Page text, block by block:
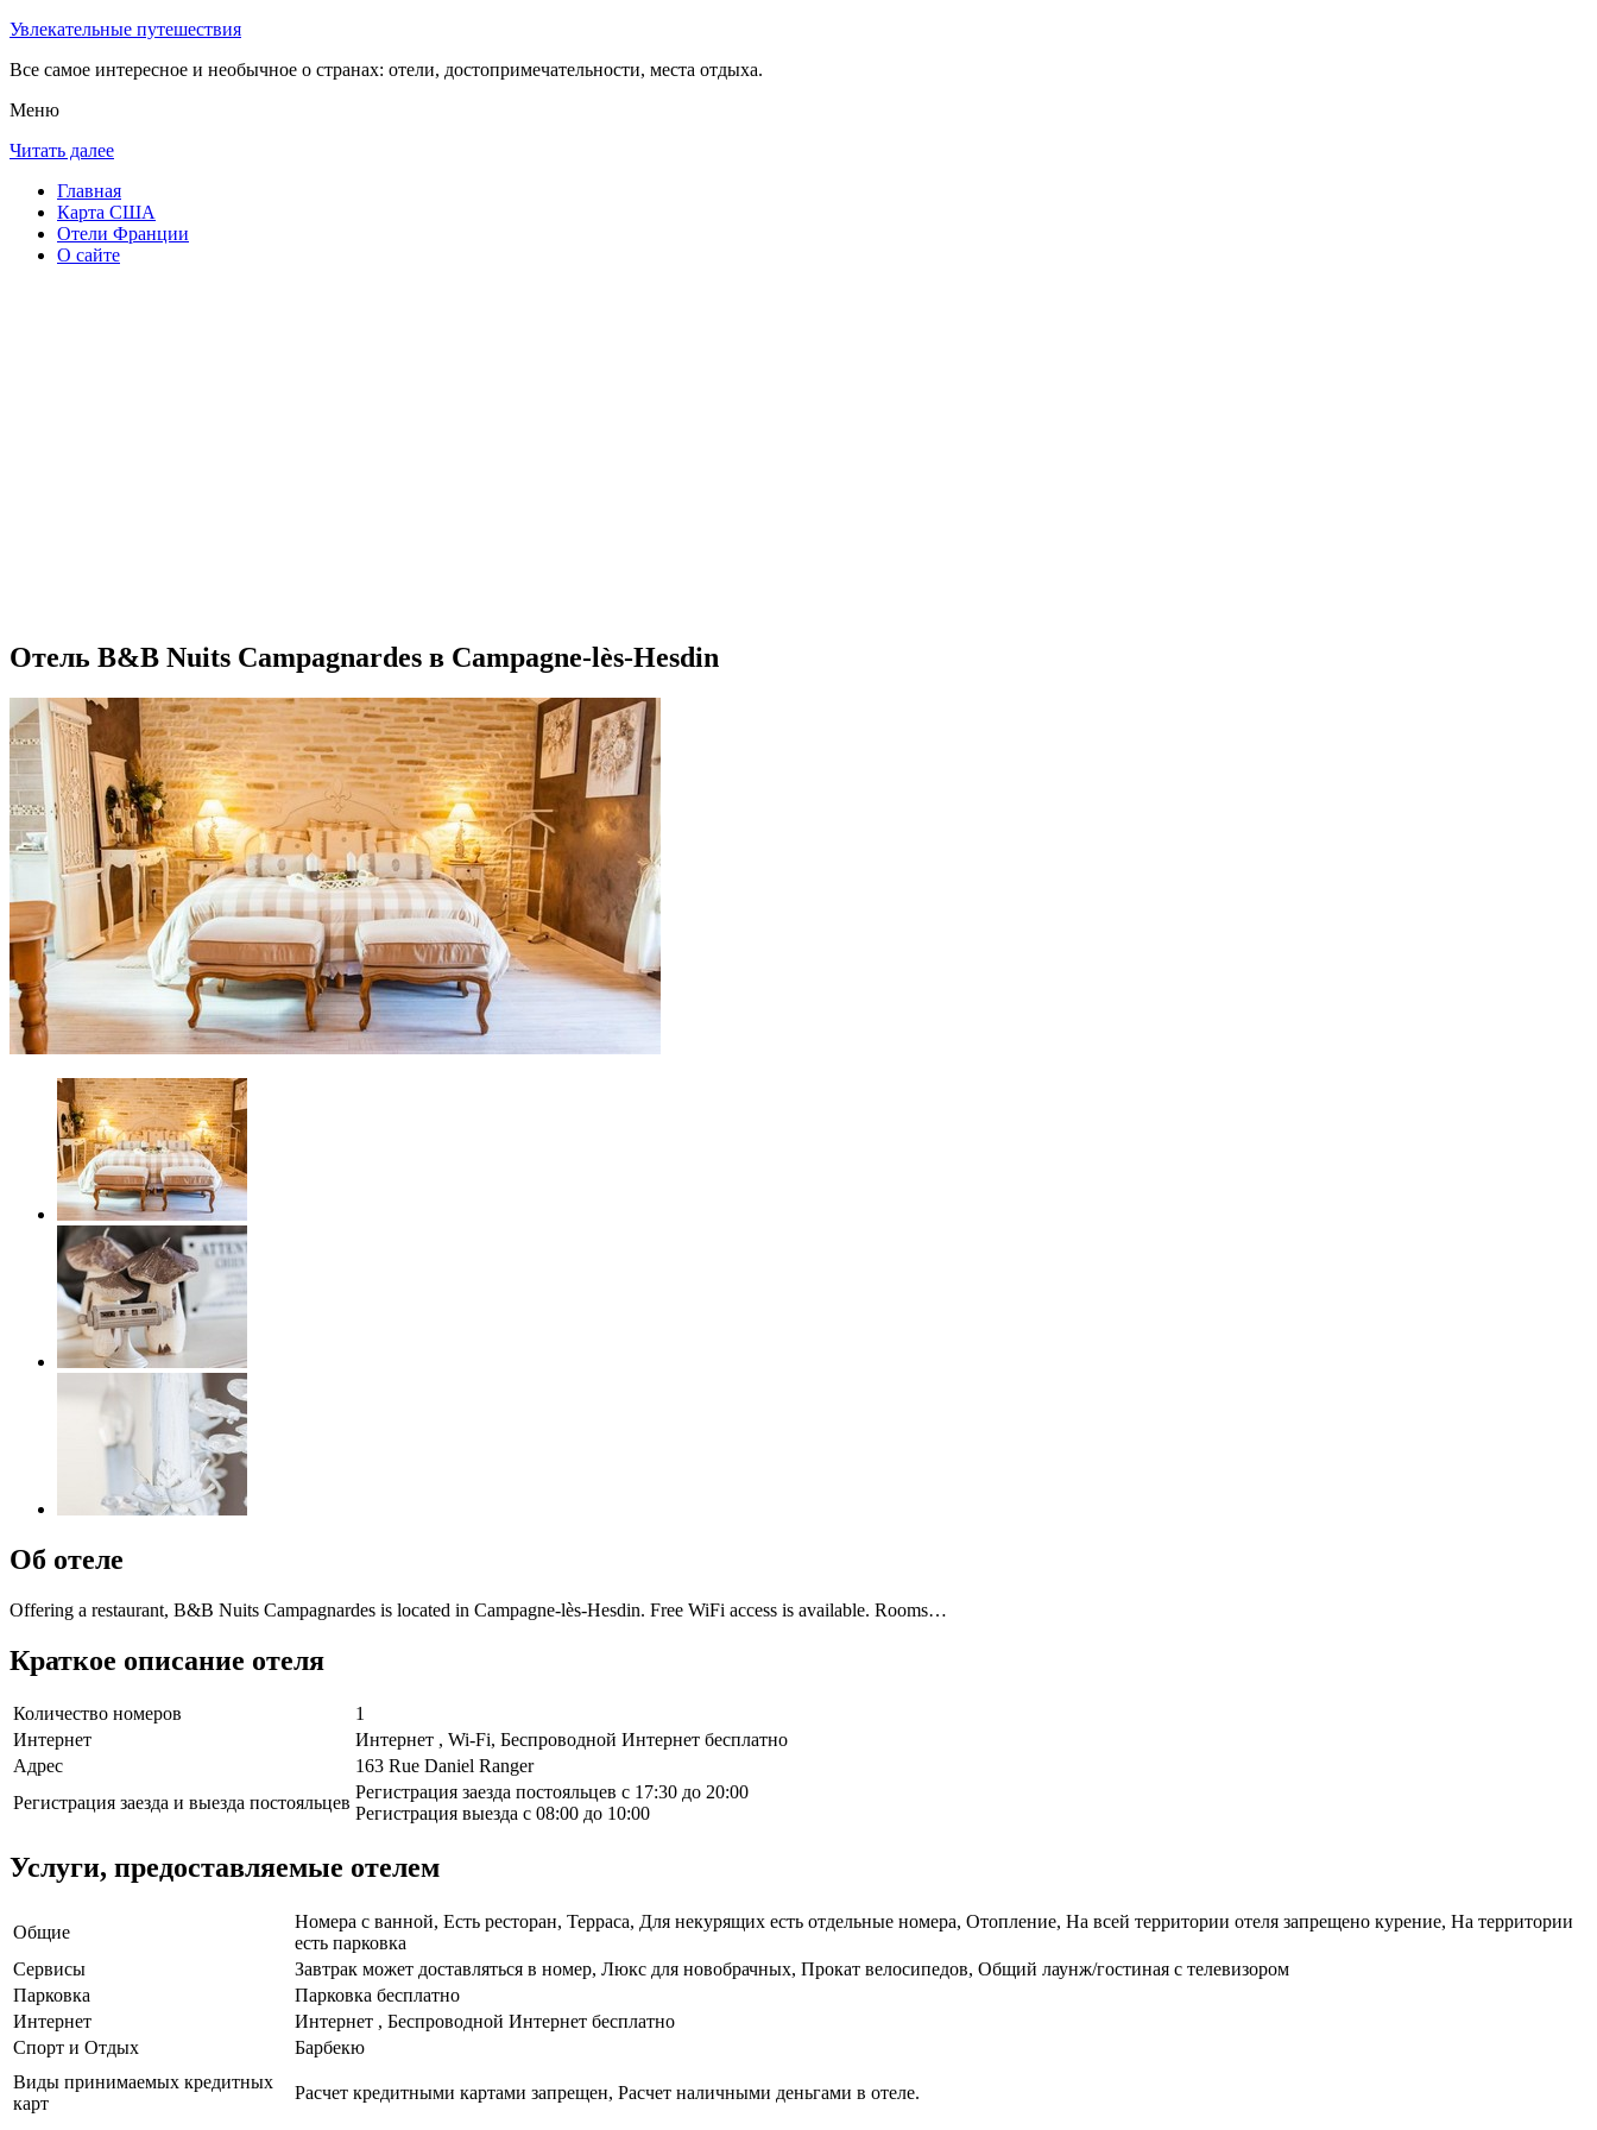
Увлекательные путешествия
Все самое интересное и необычное о странах: отели, достопримечательности, места отдыха.
Меню
Читать далее
Главная
Карта США
Отели Франции
О сайте
Отель B&B Nuits Campagnardes в Campagne-lès-Hesdin
Об отеле
Offering a restaurant, B&B Nuits Campagnardes is located in Campagne-lès-Hesdin. Free WiFi access is available. Rooms…
Краткое описание отеля
Количество номеров
1
Интернет
Интернет , Wi-Fi, Беспроводной Интернет бесплатно
Адрес
163 Rue Daniel Ranger
Регистрация заезда и выезда постояльцев
Регистрация заезда постояльцев с 17:30 до 20:00
Регистрация выезда с 08:00 до 10:00
Услуги, предоставляемые отелем
Общие
Номера с ванной, Есть ресторан, Терраса, Для некурящих есть отдельные номера, Отопление, На всей территории отеля запрещено курение, На территории
есть парковка
Сервисы
Завтрак может доставляться в номер, Люкс для новобрачных, Прокат велосипедов, Общий лаунж/гостиная с телевизором
Парковка
Парковка бесплатно
Интернет
Интернет , Беспроводной Интернет бесплатно
Спорт и Отдых
Барбекю
Виды принимаемых кредитных
карт
Расчет кредитными картами запрещен, Расчет наличными деньгами в отеле.